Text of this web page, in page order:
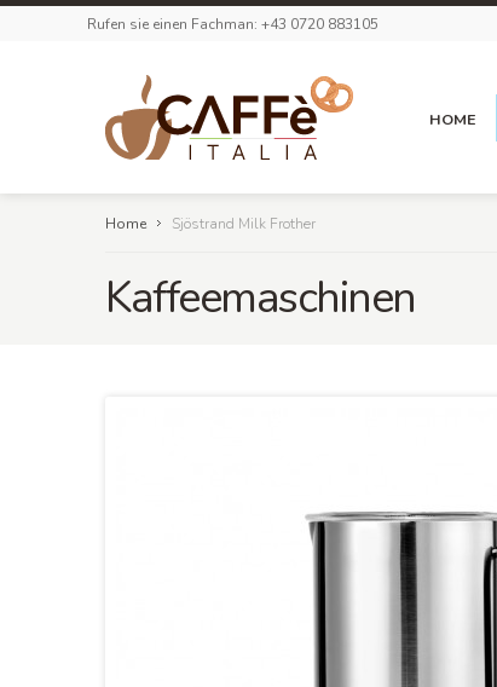
Rufen sie einen Fachman: +43 0720 883105
HOME
Home Sjöstrand Milk Frother
Kaffeemaschinen